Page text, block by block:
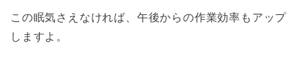
この眠気さえなければ、午後からの作業効率もアップ
しますよ。